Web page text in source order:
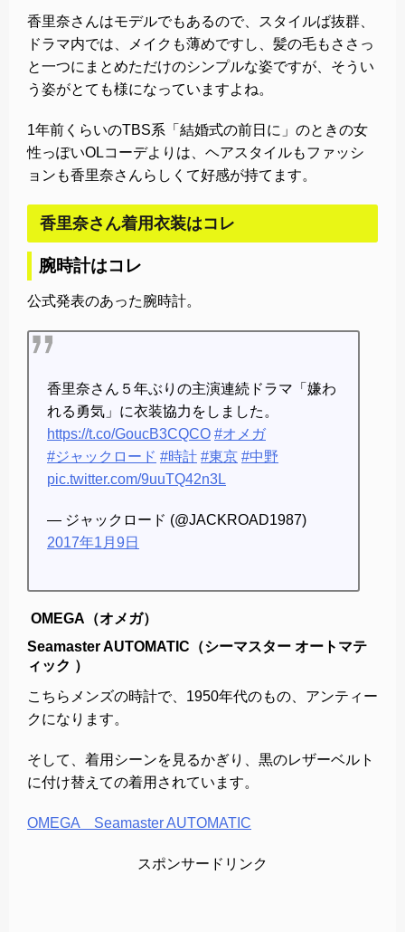
香里奈さんはモデルでもあるので、スタイルば抜群、
ドラマ内では、メイクも薄めですし、髪の毛もささっ
と一つにまとめただけのシンプルな姿ですが、そうい
う姿がとても様になっていますよね。
1年前くらいのTBS系「結婚式の前日に」のときの女
性っぽいOLコーデよりは、ヘアスタイルもファッシ
ョンも香里奈さんらしくて好感が持てます。
香里奈さん着用衣装はコレ
腕時計はコレ
公式発表のあった腕時計。
香里奈さん５年ぶりの主演連続ドラマ「嫌わ
れる勇気」に衣装協力をしました。
https://t.co/GoucB3CQCO #オメガ
#ジャックロード #時計 #東京 #中野
pic.twitter.com/9uuTQ42n3L
— ジャックロード (@JACKROAD1987)
2017年1月9日
OMEGA（オメガ）
Seamaster AUTOMATIC（シーマスター オートマテ
ィック ）
こちらメンズの時計で、1950年代のもの、アンティー
クになります。
そして、着用シーンを見るかぎり、黒のレザーベルト
に付け替えての着用されています。
OMEGA Seamaster AUTOMATIC
スポンサードリンク